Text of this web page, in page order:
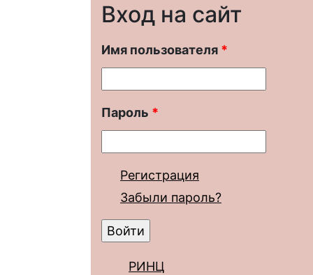
Вход на сайт
Имя пользователя *
Пароль *
Регистрация
Забыли пароль?
РИНЦ